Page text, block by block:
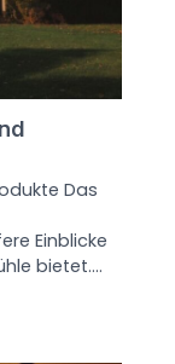
Das
Einblicke
bietet.…